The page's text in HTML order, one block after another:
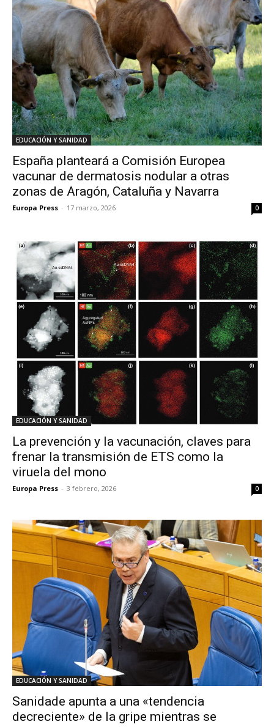
EDUCACIÓN Y SANIDAD
España planteará a Comisión Europea
vacunar de dermatosis nodular a otras
zonas de Aragón, Cataluña y Navarra
Europa Press - 17 marzo, 2026 0
EDUCACIÓN Y SANIDAD
La prevención y la vacunación, claves para
frenar la transmisión de ETS como la
viruela del mono
Europa Press - 3 febrero, 2026 0
EDUCACIÓN Y SANIDAD
Sanidade apunta a una «tendencia
decreciente» de la gripe mientras se